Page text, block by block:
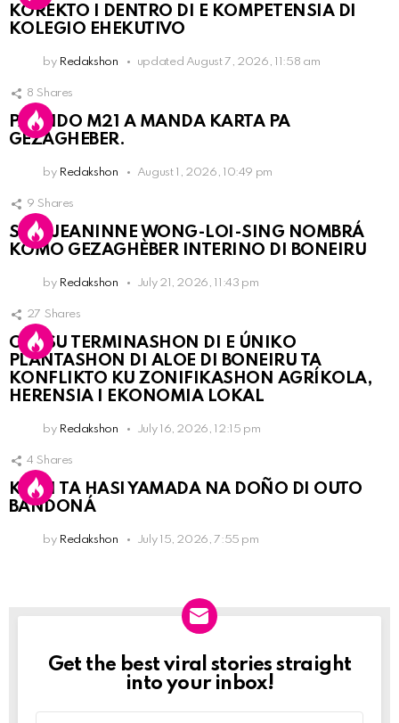
KOREKTO I DENTRO DI E KOMPETENSIA DI
KOLEGIO EHEKUTIVO
by Redakshon updated August 7, 2026, 11:58 am
8 Shares
PARTIDO M21 A MANDA KARTA PA
GEZAGHEBER.
by Redakshon August 1, 2026, 10:49 pm
9 Shares
SRA. JEANINNE WONG-LOI-SING NOMBRÁ
KOMO GEZAGHÈBER INTERINO DI BONEIRU
by Redakshon July 21, 2026, 11:43 pm
27 Shares
OLB SU TERMINASHON DI E ÚNIKO
PLANTASHON DI ALOE DI BONEIRU TA
KONFLIKTO KU ZONIFIKASHON AGRÍKOLA,
HERENSIA I EKONOMIA LOKAL
by Redakshon July 16, 2026, 12:15 pm
4 Shares
KPCN TA HASI YAMADA NA DOÑO DI OUTO
BANDONÁ
by Redakshon July 15, 2026, 7:55 pm
Newslett
Get the best viral stories straight
into your inbox!